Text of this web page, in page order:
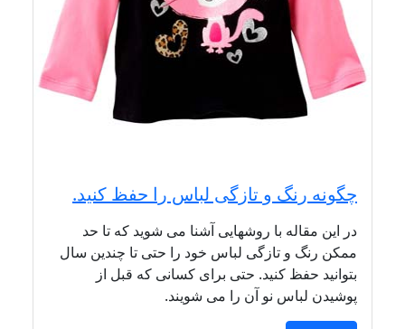
چگونه رنگ و تازگی لباس را حفظ کنید.
در این مقاله با روشهایی آشنا می شوید که تا حد
ممکن رنگ و تازگی لباس خود را حتی تا چندین سال
بتوانید حفظ کنید. حتی برای کسانی که قبل از
پوشیدن لباس نو آن را می شویند.